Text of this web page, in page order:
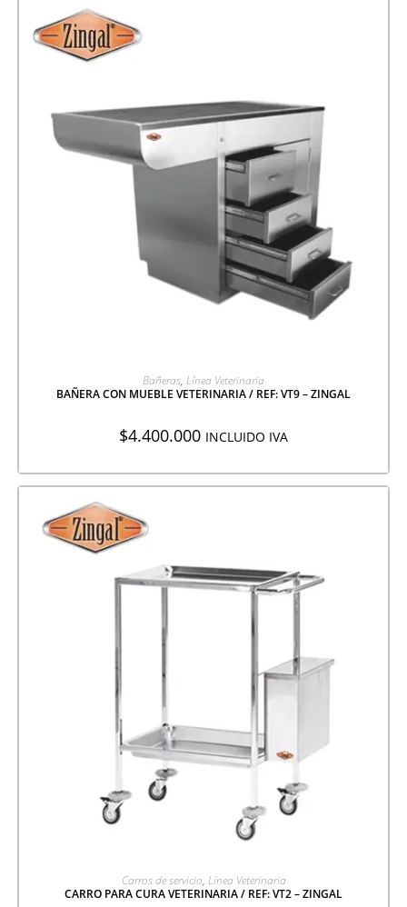
AGREGAR A COTIZACIÓN
Bañeras, Línea Veterinaria
BAÑERA CON MUEBLE VETERINARIA / REF: VT9 – ZINGAL
$4.400.000 INCLUIDO IVA
AGREGAR A COTIZACIÓN
Carros de servicio, Línea Veterinaria
CARRO PARA CURA VETERINARIA / REF: VT2 – ZINGAL